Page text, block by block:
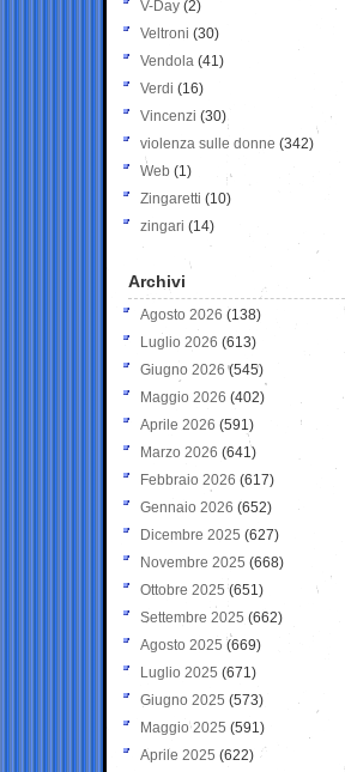
V-Day (2)
Veltroni (30)
Vendola (41)
Verdi (16)
Vincenzi (30)
violenza sulle donne (342)
Web (1)
Zingaretti (10)
zingari (14)
Archivi
Agosto 2026 (138)
Luglio 2026 (613)
Giugno 2026 (545)
Maggio 2026 (402)
Aprile 2026 (591)
Marzo 2026 (641)
Febbraio 2026 (617)
Gennaio 2026 (652)
Dicembre 2025 (627)
Novembre 2025 (668)
Ottobre 2025 (651)
Settembre 2025 (662)
Agosto 2025 (669)
Luglio 2025 (671)
Giugno 2025 (573)
Maggio 2025 (591)
Aprile 2025 (622)